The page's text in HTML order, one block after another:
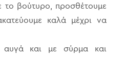
το βούτυρο, προσθέτουμε
καλά μέχρι να
αυγά και με σύρμα και